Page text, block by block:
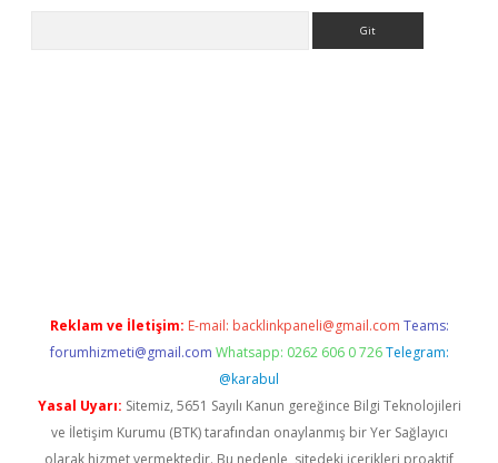
Reklam ve İletişim: E-mail: backlinkpaneli@gmail.com Teams:
forumhizmeti@gmail.com Whatsapp: 0262 606 0 726 Telegram:
@karabul
Yasal Uyarı: Sitemiz, 5651 Sayılı Kanun gereğince Bilgi Teknolojileri
ve İletişim Kurumu (BTK) tarafından onaylanmış bir Yer Sağlayıcı
olarak hizmet vermektedir. Bu nedenle, sitedeki içerikleri proaktif